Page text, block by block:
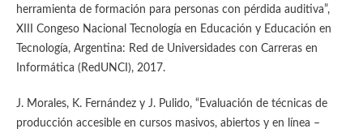
herramienta de formación para personas con pérdida auditiva”,
XIII Congeso Nacional Tecnología en Educación y Educación en
Tecnología, Argentina: Red de Universidades con Carreras en
Informática (RedUNCI), 2017.
J. Morales, K. Fernández y J. Pulido, “Evaluación de técnicas de
producción accesible en cursos masivos, abiertos y en línea –